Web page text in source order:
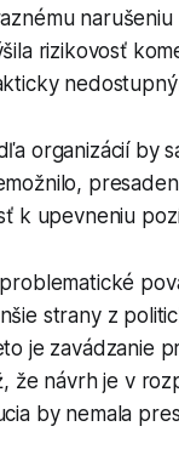
rizikovosť
organizácií by
k upevneniu
strany z
je zavádzanie
že návrh je v
by nemala